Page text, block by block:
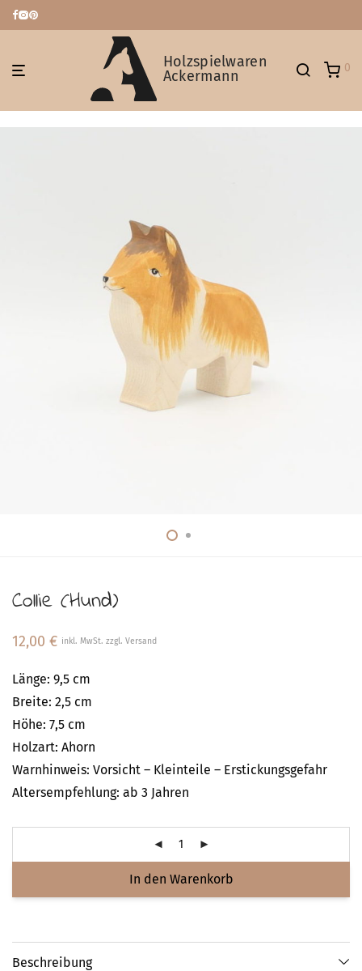
Holzspielwaren
Ackermann
0
Collie (Hund)
12,00 € inkl. MwSt. zzgl. Versand
Länge: 9,5 cm
Breite: 2,5 cm
Höhe: 7,5 cm
Holzart: Ahorn
Warnhinweis: Vorsicht – Kleinteile – Erstickungsgefahr
Altersempfehlung: ab 3 Jahren
In den Warenkorb
Beschreibung